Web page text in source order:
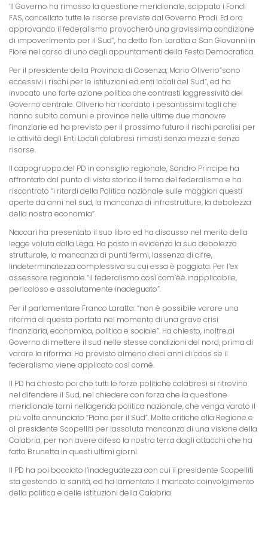
‘Il Governo ha rimosso la questione meridionale, scippato i Fondi
FAS, cancellato tutte le risorse previste dal Governo Prodi. Ed ora
approvando il federalismo provocherà una gravissima condizione
di impoverimento per il Sud”, ha detto l’on. Laratta a San Giovanni in
Fiore nel corso di uno degli appuntamenti della Festa Democratica.
Per il presidente della Provincia di Cosenza, Mario Oliverio”sono
eccessivi i rischi per le istituzioni ed enti locali del Sud”, ed ha
invocato una forte azione politica che contrasti laggressività del
Governo centrale. Oliverio ha ricordato i pesantissimi tagli che
hanno subito comuni e province nelle ultime due manovre
finanziarie ed ha previsto per il prossimo futuro il rischi paralisi per
le attività degli Enti Locali calabresi rimasti senza mezzi e senza
risorse.
Il capogruppo del PD in consiglio regionale, Sandro Principe ha
affrontato dal punto di vista storico il tema del federalismo e ha
riscontrato “i ritardi della Politica nazionale sulle maggiori questi
aperte da anni nel sud, la mancanza di infrastrutture, la debolezza
della nostra economia”.
Naccari ha presentato il suo libro ed ha discusso nel merito della
legge voluta dalla Lega. Ha posto in evidenza la sua debolezza
strutturale, la mancanza di punti fermi, lassenza di cifre,
lindeterminatezza complessiva su cui essa è poggiata. Per l’ex
assessore regionale “il federalismo così com’èè inapplicabile,
pericoloso e assolutamente inadeguato”.
Per il parlamentare Franco Laratta: “non è possibile varare una
riforma di questa portata nel momento di una grave crisi
finanziaria, economica, politica e sociale”. Ha chiesto, inoltre,al
Governo di mettere il sud nelle stesse condizioni del nord, prima di
varare la riforma. Ha previsto almeno dieci anni di caos se il
federalismo viene applicato così comè.
Il PD ha chiesto poi che tutti le forze politiche calabresi si ritrovino
nel difendere il Sud, nel chiedere con forza che la questione
meridionale torni nellagenda politica nazionale, che venga varato il
più volte annunciato “Piano per il Sud”. Molte critiche alla Regione e
al presidente Scopelliti per lassoluta mancanza di una visione della
Calabria, per non avere difeso la nostra terra dagli attacchi che ha
fatto Brunetta in questi ultimi giorni.
Il PD ha poi bocciato l’inadeguatezza con cui il presidente Scopelliti
sta gestendo la sanità, ed ha lamentato il mancato coinvolgimento
della politica e delle istituzioni della Calabria.